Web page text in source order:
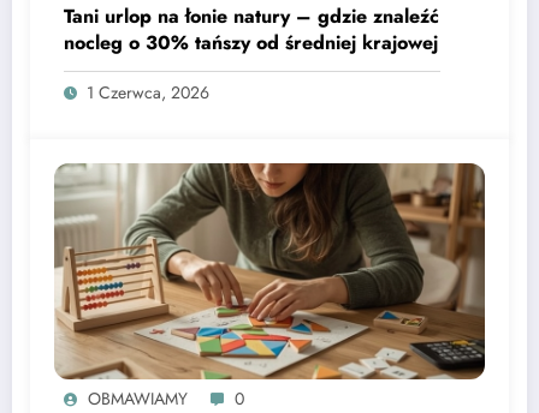
Tani urlop na łonie natury – gdzie znaleźć
nocleg o 30% tańszy od średniej krajowej
1 Czerwca, 2026
OBMAWIAMY 0